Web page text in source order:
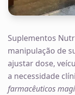
Suplementos
manipulação de
ajustar dose,
a necessidade
farmacêuticos